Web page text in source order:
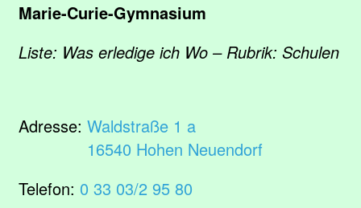
Marie-Curie-Gymnasium
Liste: Was erledige ich Wo – Rubrik: Schulen
Adresse: Waldstraße 1 a
16540 Hohen Neuendorf
Telefon: 0 33 03/2 95 80